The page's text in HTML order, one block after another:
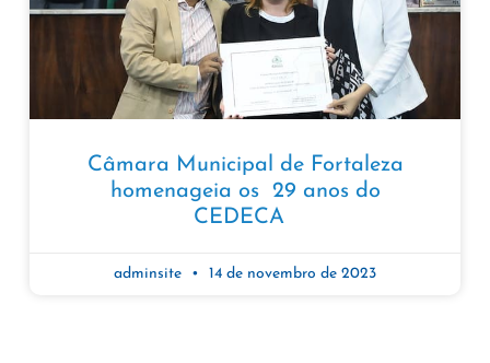
Câmara Municipal de Fortaleza
homenageia os 29 anos do
CEDECA
adminsite 14 de novembro de 2023